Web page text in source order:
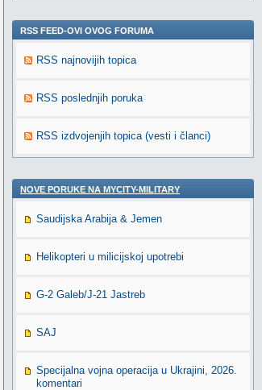
RSS FEED-OVI OVOG FORUMA
RSS najnovijih topica
RSS poslednjih poruka
RSS izdvojenjih topica (vesti i članci)
NOVE PORUKE NA MYCITY-MILITARY
Saudijska Arabija & Jemen
Helikopteri u milicijskoj upotrebi
G-2 Galeb/J-21 Jastreb
SAJ
Specijalna vojna operacija u Ukrajini, 2026.
komentari